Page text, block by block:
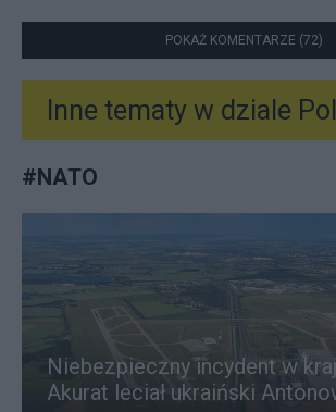
POKAŻ KOMENTARZE (72)
Inne tematy w dziale
#NATO
Niebezpieczny incydent w
Akurat leciał ukraiński